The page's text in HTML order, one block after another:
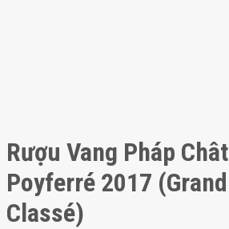
Rượu Vang Pháp
Poyferré 2017
Classé)